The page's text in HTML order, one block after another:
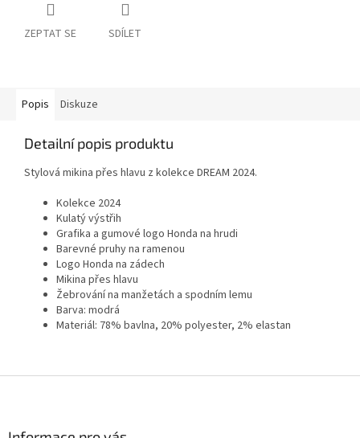
ZEPTAT SE SDÍLET
Popis Diskuze
Detailní popis produktu
Stylová mikina přes hlavu z kolekce DREAM 2024.
Kolekce 2024
Kulatý výstřih
Grafika a gumové logo Honda na hrudi
Barevné pruhy na ramenou
Logo Honda na zádech
Mikina přes hlavu
Žebrování na manžetách a spodním lemu
Barva: modrá
Materiál: 78% bavlna, 20% polyester, 2% elastan